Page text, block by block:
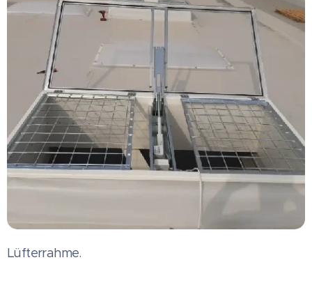
Lüfterrahme.